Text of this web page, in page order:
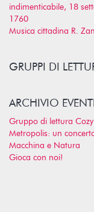
indimenticabile, 18
1760
Musica cittadina R.
GRUPPI DI
ARCHIVIO EVENTI
Gruppo di lettura
Metropolis: un
Macchina e Natura
Gioca con noi!